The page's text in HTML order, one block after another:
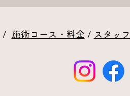
/ 施術コース・料金 / スタッフ